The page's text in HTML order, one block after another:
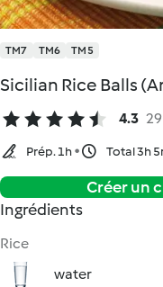
TM7 TM6 TM5
Sicilian Rice Balls
4.3
Prép. 1h Total 3h
Créer un
Ingrédients
Rice
water